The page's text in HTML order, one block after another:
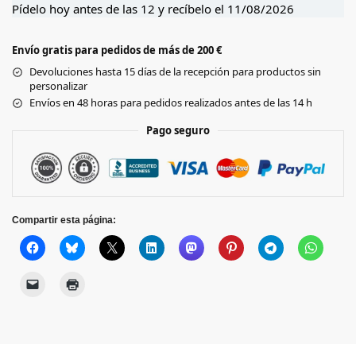
GOLD
ORANGE
HELICONIA
ANTIQUE
Pídelo hoy antes de las 12 y recíbelo el 11/08/2026
Envío gratis para pedidos de más de 200 €
Devoluciones hasta 15 días de la recepción para productos sin
personalizar
Envíos en 48 horas para pedidos realizados antes de las 14 h
Pago seguro
Compartir esta página: